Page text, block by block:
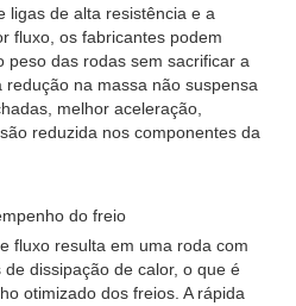
ligas de alta resistência e a
fluxo, os fabricantes podem
peso das rodas sem sacrificar a
na massa não suspensa
melhor aceleração,
reduzida nos componentes da
do freio
fluxo resulta em uma roda com
dissipação de calor, o que é
otimizado dos freios. A rápida